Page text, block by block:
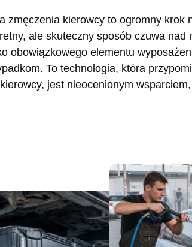
zmęczenia kierowcy to ogromny
ale skuteczny sposób czuwa
obowiązkowego elementu
To technologia, która
jest nieocenionym